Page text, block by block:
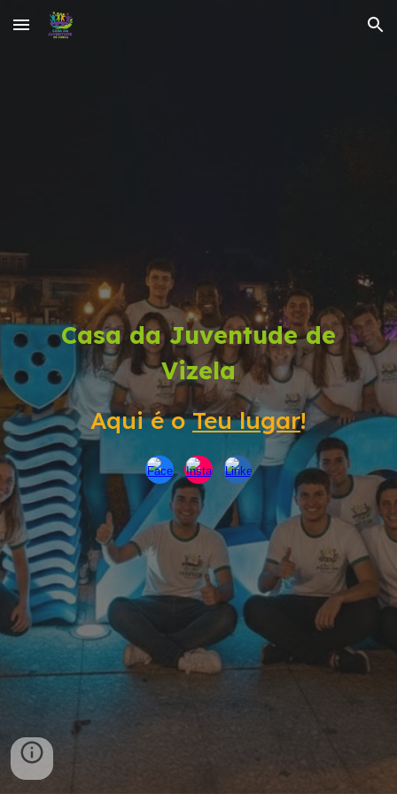
Skip to main content Skip to navigation
Casa da Juventude de
Vizela
Aqui é oTeu lugar!